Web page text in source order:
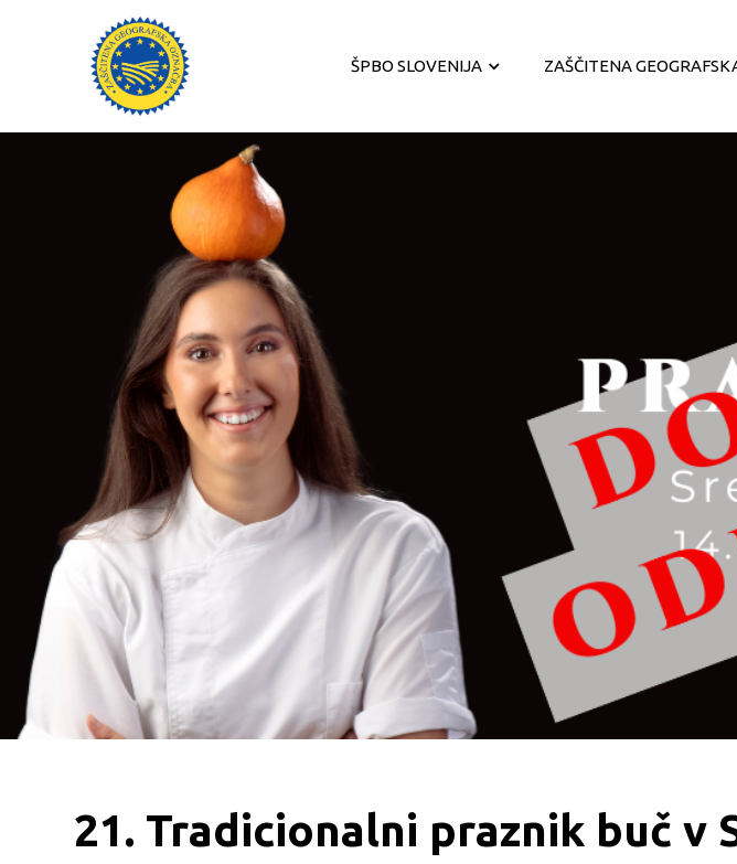
ŠPBO SLOVENIJA
O projektu
Shranjevanje
bučnega olja
ZAŠČITENA
Zaščita Štajersko
21. Tradicionalni praznik buč v